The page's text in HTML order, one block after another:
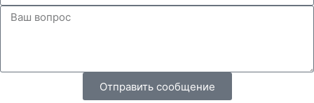
Отправить сообщение